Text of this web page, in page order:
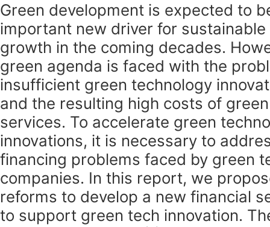
Green development is expected to
important new driver for
growth in the coming decades.
green agenda is faced with the
insufficient green technology
and the resulting high costs of
services. To accelerate green
innovations, it is necessary to
financing problems faced by green
companies. In this report, we
reforms to develop a new financial
to support green tech innovation.